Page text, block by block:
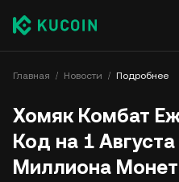
Главная Новости Подробнее
Хомяк Комбат
Код на 1
Миллиона Монет